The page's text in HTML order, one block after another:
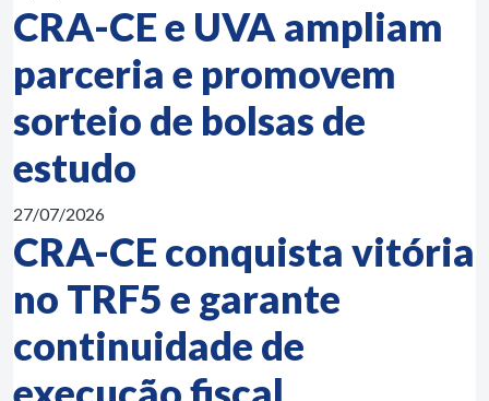
CRA-CE e UVA ampliam
parceria e promovem
sorteio de bolsas de
estudo
27/07/2026
CRA-CE conquista vitória
no TRF5 e garante
continuidade de